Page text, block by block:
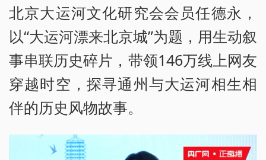
北京大运河文化研究会会员任德永，
以“大运河漂来北京城”为题，用生动叙
事串联历史碎片，带领146万线上网友
穿越时空，探寻通州与大运河相生相
伴的历史风物故事。